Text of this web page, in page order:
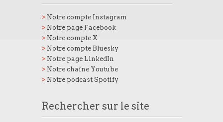
> Notre compte Instagram
> Notre page Facebook
> Notre compte X
> Notre compte Bluesky
> Notre page LinkedIn
> Notre chaîne Youtube
> Notre podcast Spotify
Rechercher sur le site